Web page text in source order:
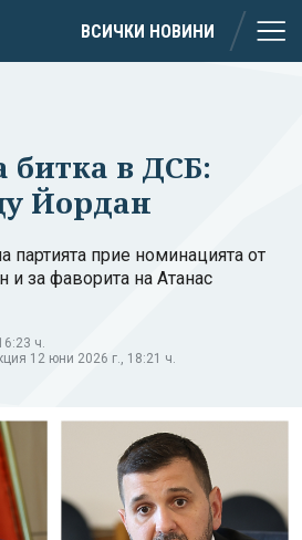
ВСИЧКИ НОВИНИ
битка в ДСБ:
Йордан
партията прие номинацията от
и за фаворита на Атанас
ч.
12 юни 2026 г., 18:21 ч.